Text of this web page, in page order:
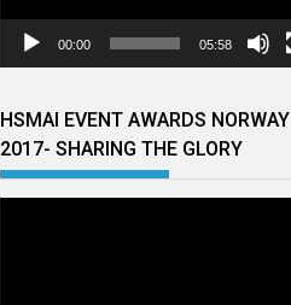
00:00 05:58
HSMAI EVENT AWARDS NORWAY
2017- SHARING THE GLORY